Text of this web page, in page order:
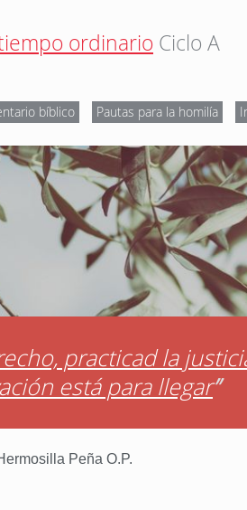
ordinario Ciclo A
bíblico Pautas para la homilía
practicad la
está para llegar”
Peña O.P.